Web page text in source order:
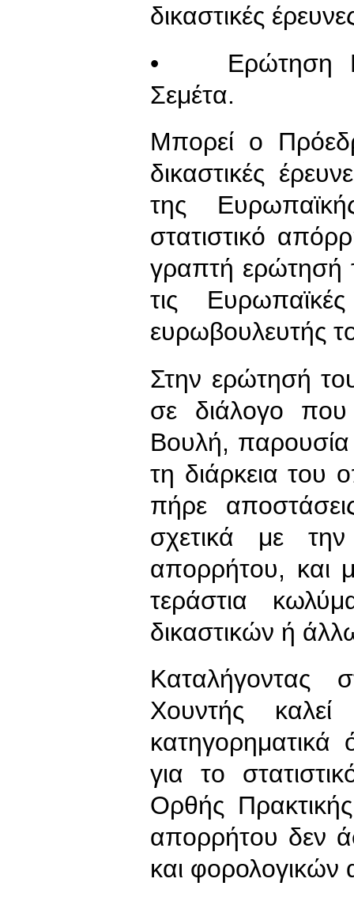
δικαστικές
• Ερώτηση
Σεμέτα.
Μπορεί ο
δικαστικές
της
στατιστικό
γραπτή ερώτησή
τις
ευρωβουλευτής
Στην ερώτησή
σε διάλογο που
Βουλή,
τη διάρκεια του
πήρε
σχετικά με
απορρήτου, και
τεράστια
δικαστικών ή
Χουντής
για το
Ορθής
απορρήτου δεν
και